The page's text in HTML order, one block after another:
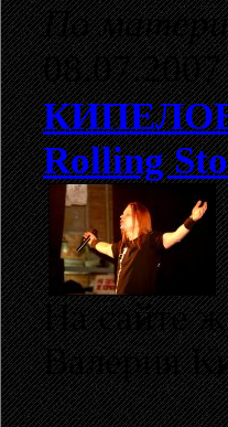
По
Rolling
На сайте
Валерия